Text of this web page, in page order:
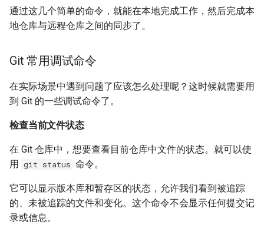
通过这几个简单的命令，就能在本地完成工作，然后完成本
地仓库与远程仓库之间的同步了。
Git 常用调试命令
在实际场景中遇到问题了应该怎么处理呢？这时候就需要用
到 Git 的一些调试命令了。
检查当前文件状态
在 Git 仓库中，想要查看目前仓库中文件的状态。就可以使
用 git status 命令。
它可以显示版本库和暂存区的状态，允许我们看到被追踪
的、未被追踪的文件和变化。这个命令不会显示任何提交记
录或信息。